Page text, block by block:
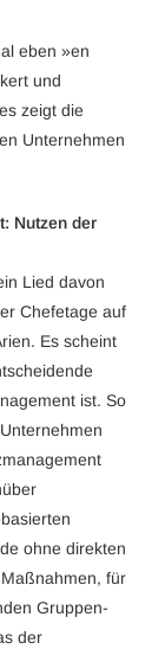
eben »en
und
zeigt die
Unternehmen
Nutzen der
Lied davon
Chefetage auf
Es scheint
ist. So
ohne direkten
für
Gruppen-
der